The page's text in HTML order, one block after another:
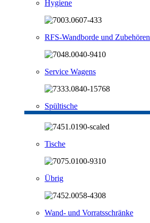
Hygiene
RFS-Wandborde und Zubehören
Service Wagens
Spültische
Tische
Übrig
Wand- und Vorratsschränke